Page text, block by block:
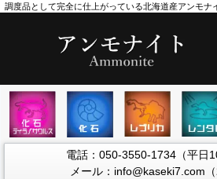
調度品として完全に仕上がっている北海道産アンモナ
電話：050-3550-1734（平日
メール：info@kaseki7.com（